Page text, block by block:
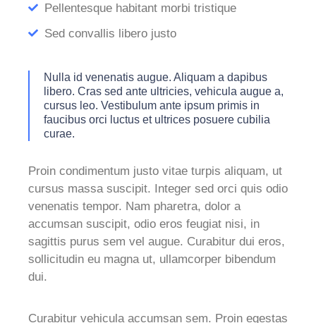
Pellentesque habitant morbi tristique
Sed convallis libero justo
Nulla id venenatis augue. Aliquam a dapibus
libero. Cras sed ante ultricies, vehicula augue a,
cursus leo. Vestibulum ante ipsum primis in
faucibus orci luctus et ultrices posuere cubilia
curae.
Proin condimentum justo vitae turpis aliquam, ut
cursus massa suscipit. Integer sed orci quis odio
venenatis tempor. Nam pharetra, dolor a
accumsan suscipit, odio eros feugiat nisi, in
sagittis purus sem vel augue. Curabitur dui eros,
sollicitudin eu magna ut, ullamcorper bibendum
dui.
Curabitur vehicula accumsan sem. Proin egestas